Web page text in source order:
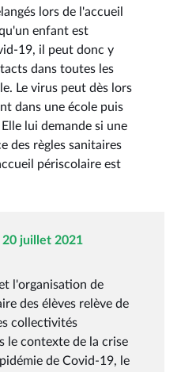
lors de l'accueil
enfant est
19, il peut donc y
dans toutes les
Le virus peut dès lors
dans une école puis
lui demande si une
des règles sanitaires
périscolaire est
20 juillet 2021
l'organisation de
des élèves relève de
collectivités
le contexte de la crise
de Covid-19, le